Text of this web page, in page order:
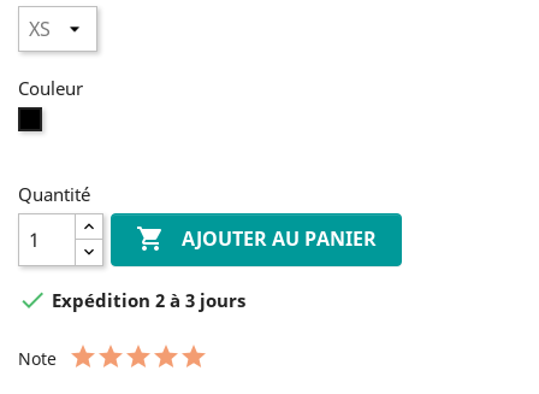
Couleur
Quantité
 AJOUTER AU PANIER
 Expédition 2 à 3 jours
Note